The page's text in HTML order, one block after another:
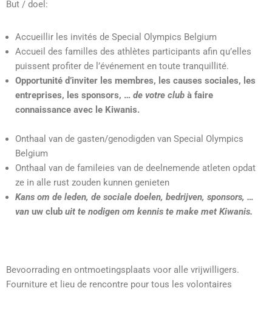
But / doel:
Accueillir les invités de Special Olympics Belgium
Accueil des familles des athlètes participants afin qu’elles
puissent profiter de l’événement en toute tranquillité.
Opportunité d’inviter les membres, les causes sociales, les
entreprises, les sponsors, … de votre club à faire
connaissance avec le Kiwanis.
Onthaal van de gasten/genodigden van Special Olympics
Belgium
Onthaal van de famileies van de deelnemende atleten opdat
ze in alle rust zouden kunnen genieten
Kans om de leden, de sociale doelen, bedrijven, sponsors, …
van uw club uit te nodigen om kennis te make met Kiwanis.
Bevoorrading en ontmoetingsplaats voor alle vrijwilligers.
Fourniture et lieu de rencontre pour tous les volontaires